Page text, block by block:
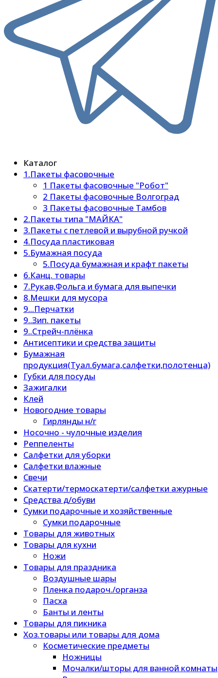
Каталог
1.Пакеты фасовочные
1 Пакеты фасовочные "Робот"
2 Пакеты фасовочные Волгоград
3 Пакеты фасовочные Тамбов
2.Пакеты типа "МАЙКА"
3.Пакеты с петлевой и вырубной ручкой
4.Посуда пластиковая
5.Бумажная посуда
5.Посуда бумажная и крафт пакеты
6.Канц. товары
7.Рукав,Фольга и бумага для выпечки
8.Мешки для мусора
9...Перчатки
9..Зип. пакеты
9..Стрейч-плёнка
Антисептики и средства защиты
Бумажная
продукция(Туал.бумага,салфетки,полотенца)
Губки для посуды
Зажигалки
Клей
Новогодние товары
Гирлянды н/г
Носочно - чулочные изделия
Реппеленты
Салфетки для уборки
Салфетки влажные
Свечи
Скатерти/термоскатерти/салфетки ажурные
Средства д/обуви
Сумки подарочные и хозяйственные
Сумки подарочные
Товары для животных
Товары для кухни
Ножи
Товары для праздника
Воздушные шары
Пленка подароч./органза
Пасха
Банты и ленты
Товары для пикника
Хоз.товары или товары для дома
Косметические предметы
Ножницы
Мочалки/шторы для ванной комнаты